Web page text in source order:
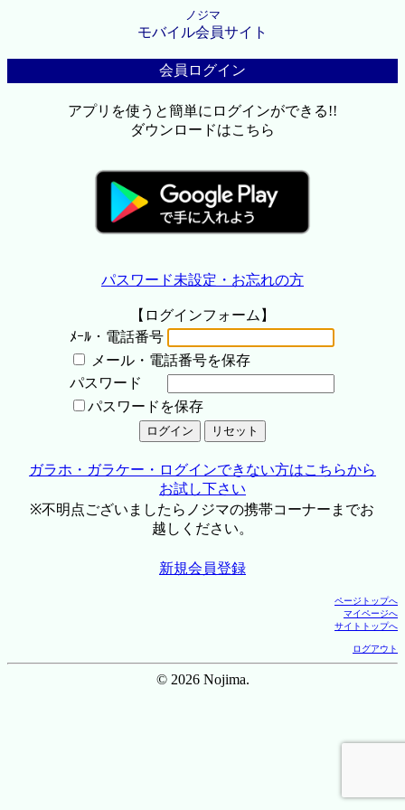
ノジマ
モバイル会員サイト
会員ログイン
アプリを使うと簡単にログインができる!!
ダウンロードはこちら
パスワード未設定・お忘れの方
【ログインフォーム】
ﾒｰﾙ・電話番号
メール・電話番号を保存
パスワード
パスワードを保存
ガラホ・ガラケー・ログインできない方はこちらから
お試し下さい
※不明点ございましたらノジマの携帯コーナーまでお
越しください。
新規会員登録
ページトップへ
マイページへ
サイトトップへ
ログアウト
© 2026 Nojima.